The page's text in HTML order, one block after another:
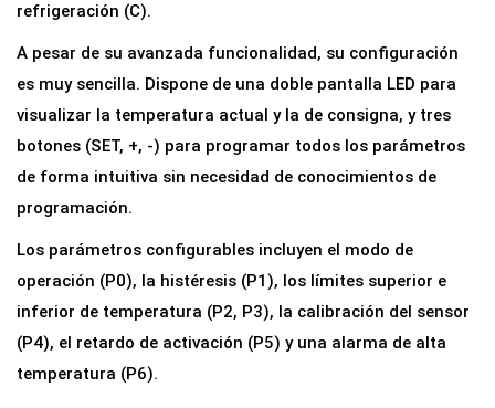
W
3
2
3
0
c
o
n
t
r
o
refrigeración (C).
A pesar de su avanzada funcionalidad, su configuración
es muy sencilla. Dispone de una doble pantalla LED para
visualizar la temperatura actual y la de consigna, y tres
botones (SET, +, -) para programar todos los parámetros
de forma intuitiva sin necesidad de conocimientos de
programación.
Los parámetros configurables incluyen el modo de
operación (P0), la histéresis (P1), los límites superior e
inferior de temperatura (P2, P3), la calibración del sensor
(P4), el retardo de activación (P5) y una alarma de alta
temperatura (P6).